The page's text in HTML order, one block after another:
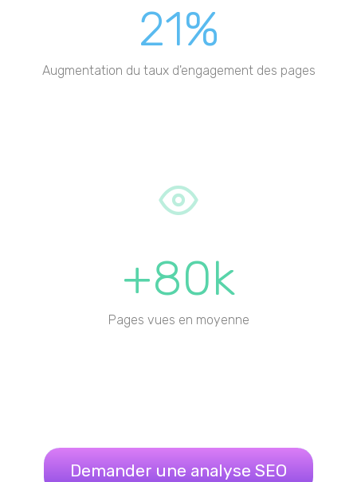
21%
Augmentation du taux d'engagement des pages
+80k
Pages vues en moyenne
Demander une analyse SEO